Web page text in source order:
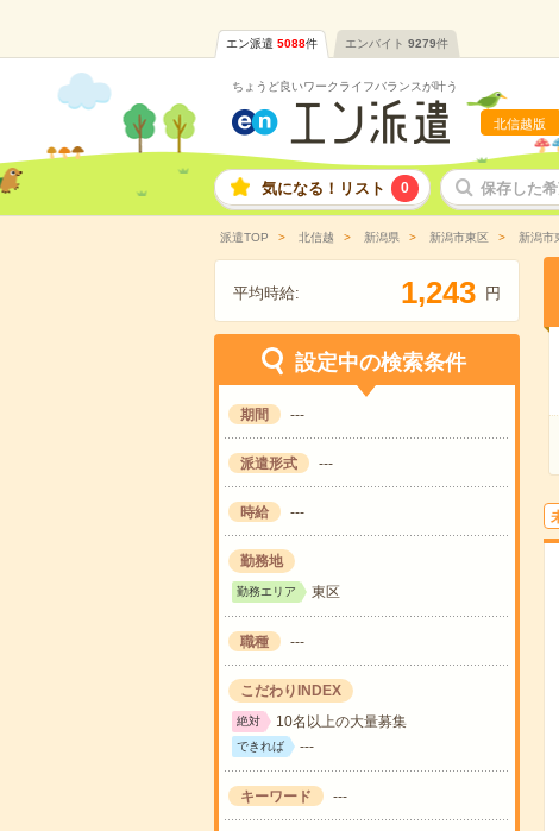
エン派遣 5088件 エンバイト 9279件
ちょうど良いワークライフバランスが叶う
北信越版
気になる！リスト 0 保存した
派遣TOP 北信越 新潟県 新潟市東区 新潟市
平均時給: 1,243 円
設定中の検索条件
期間 ---
派遣形式 ---
時給 ---
勤務地
勤務エリア 東区
職種 ---
こだわりINDEX
絶対 10名以上の大量募集
できれば ---
キーワード ---